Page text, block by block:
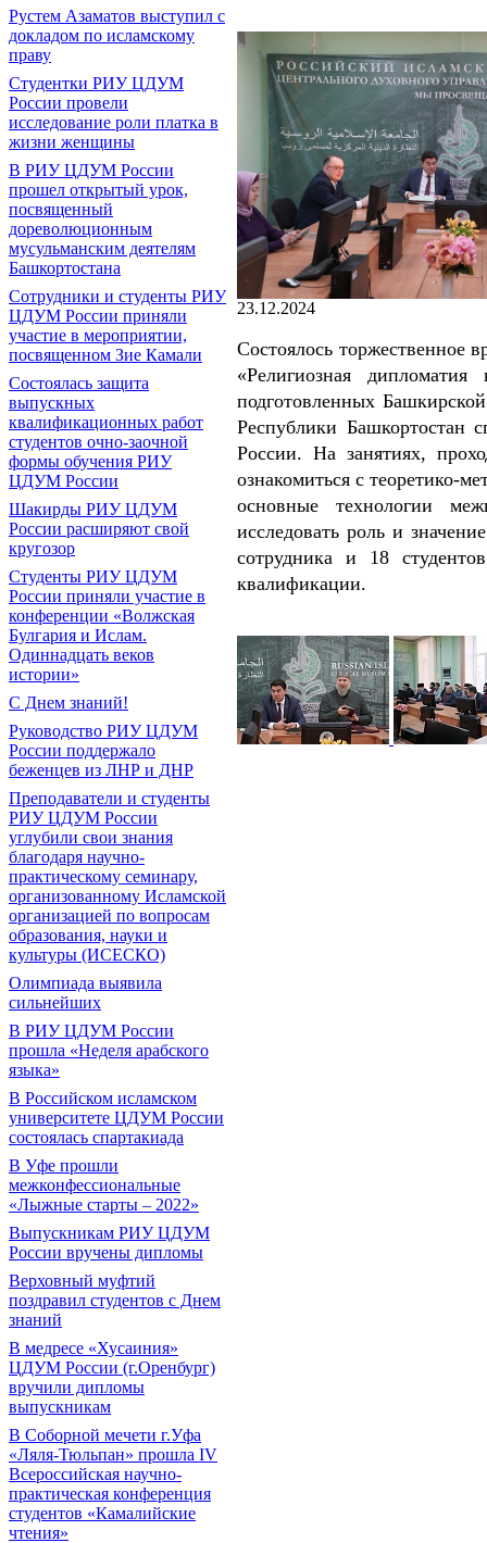
Рустем Азаматов выступил с
докладом по исламскому
праву
Студентки РИУ ЦДУМ
России провели
исследование роли платка в
жизни женщины
В РИУ ЦДУМ России
прошел открытый урок,
посвященный
дореволюционным
мусульманским деятелям
Башкортостана
Сотрудники и студенты РИУ
ЦДУМ России приняли
участие в мероприятии,
посвященном Зие Камали
Состоялась защита
выпускных
квалификационных работ
студентов очно-заочной
формы обучения РИУ
ЦДУМ России
Шакирды РИУ ЦДУМ
России расширяют свой
кругозор
Студенты РИУ ЦДУМ
России приняли участие в
конференции «Волжская
Булгария и Ислам.
Одиннадцать веков
истории»
С Днем знаний!
Руководство РИУ ЦДУМ
России поддержало
беженцев из ЛНР и ДНР
Преподаватели и студенты
РИУ ЦДУМ России
углубили свои знания
благодаря научно-
практическому семинару,
организованному Исламской
организацией по вопросам
образования, науки и
культуры (ИСЕСКО)
Олимпиада выявила
сильнейших
В РИУ ЦДУМ России
прошла «Неделя арабского
языка»
В Российском исламском
университете ЦДУМ России
состоялась спартакиада
В Уфе прошли
межконфессиональные
«Лыжные старты – 2022»
Выпускникам РИУ ЦДУМ
России вручены дипломы
Верховный муфтий
поздравил студентов с Днем
знаний
В медресе «Хусаиния»
ЦДУМ России (г.Оренбург)
вручили дипломы
выпускникам
В Соборной мечети г.Уфа
«Ляля-Тюльпан» прошла IV
Всероссийская научно-
практическая конференция
студентов «Камалийские
чтения»
23.12.2024
Состоялось торжественное
«Религиозная
подготовленных
Республики Башкортостан
России. На занятиях,
ознакомиться с теоретико-
основные технологии
исследовать роль и
сотрудника и 18
квалификации.